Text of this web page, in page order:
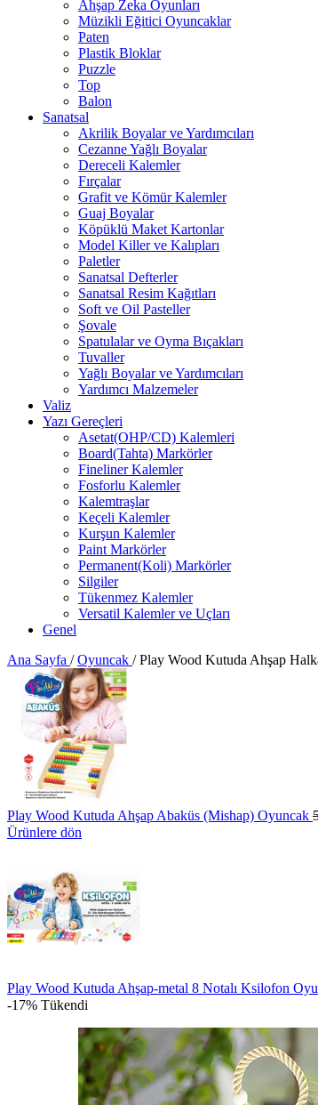
Ahşap Zeka Oyunları
Müzikli Eğitici Oyuncaklar
Paten
Plastik Bloklar
Puzzle
Top
Balon
Sanatsal
Akrilik Boyalar ve Yardımcıları
Cezanne Yağlı Boyalar
Dereceli Kalemler
Fırçalar
Grafit ve Kömür Kalemler
Guaj Boyalar
Köpüklü Maket Kartonlar
Model Killer ve Kalıpları
Paletler
Sanatsal Defterler
Sanatsal Resim Kağıtları
Soft ve Oil Pasteller
Şovale
Spatulalar ve Oyma Bıçakları
Tuvaller
Yağlı Boyalar ve Yardımcıları
Yardımcı Malzemeler
Valiz
Yazı Gereçleri
Asetat(OHP/CD) Kalemleri
Board(Tahta) Markörler
Fineliner Kalemler
Fosforlu Kalemler
Kalemtraşlar
Keçeli Kalemler
Kurşun Kalemler
Paint Markörler
Permanent(Koli) Markörler
Silgiler
Tükenmez Kalemler
Versatil Kalemler ve Uçları
Genel
Ana Sayfa / Oyuncak / Play Wood Kutuda Ahşap
Play Wood Kutuda Ahşap Abaküs (Mishap) Oyuncak
Ürünlere dön
Play Wood Kutuda Ahşap-metal 8 Notalı Ksilofon
-17% Tükendi